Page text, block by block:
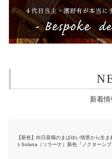
新着
【新色】向日葵畑のまばゆい情景から生
トSolana（ソラーナ）新色『ノクターン